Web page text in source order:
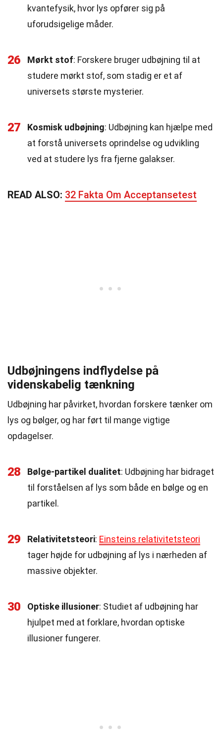
kvantefysik, hvor lys opfører sig på
uforudsigelige måder.
26 Mørkt stof: Forskere bruger udbøjning til at
studere mørkt stof, som stadig er et af
universets største mysterier.
27 Kosmisk udbøjning: Udbøjning kan hjælpe med
at forstå universets oprindelse og udvikling
ved at studere lys fra fjerne galakser.
READ ALSO: 32 Fakta Om Acceptansetest
Udbøjningens indflydelse på
videnskabelig tænkning
Udbøjning har påvirket, hvordan forskere tænker om
lys og bølger, og har ført til mange vigtige
opdagelser.
28 Bølge-partikel dualitet: Udbøjning har bidraget
til forståelsen af lys som både en bølge og en
partikel.
29 Relativitetsteori: Einsteins relativitetsteori
tager højde for udbøjning af lys i nærheden af
massive objekter.
30 Optiske illusioner: Studiet af udbøjning har
hjulpet med at forklare, hvordan optiske
illusioner fungerer.